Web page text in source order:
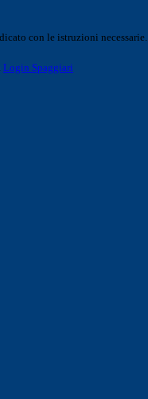
con le istruzioni necessarie.
Login Spaggiari